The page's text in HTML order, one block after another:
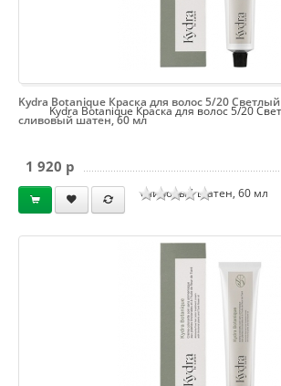
Kydra Botanique Краска для волос 5/20
сливовый шатен, 60 мл
Kydra Botanique Краска для волос 5/20
сливовый шатен, 60 мл
1 920 p